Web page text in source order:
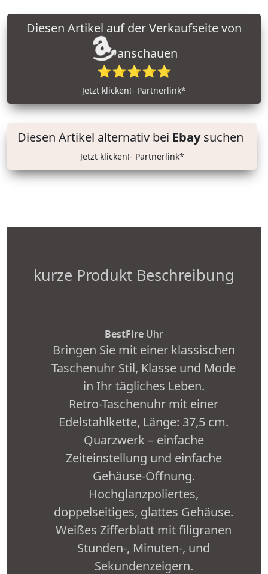
anschauen
⭐⭐⭐⭐⭐
Jetzt klicken!- Partnerlink*
Diesen Artikel alternativ bei Ebaysuchen
Jetzt klicken!- Partnerlink*
kurze Produkt Beschreibung
BestFire Uhr
Bringen Sie mit einer klassischen
Taschenuhr Stil, Klasse und Mode
in Ihr tägliches Leben.
Retro-Taschenuhr mit einer
Edelstahlkette, Länge: 37,5 cm.
Quarzwerk – einfache
Zeiteinstellung und einfache
Gehäuse-Öffnung.
Hochglanzpoliertes,
doppelseitiges, glattes Gehäuse.
Weißes Zifferblatt mit filigranen
Stunden-, Minuten-, und
Sekundenzeigern.